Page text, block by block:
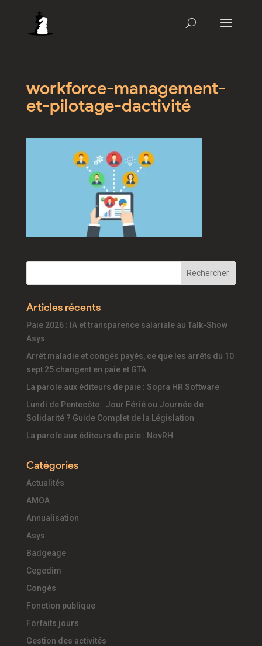
workforce-management-
et-pilotage-dactivité
Articles récents
Paie 2026 : IA et transparence salariale au Talk-Show
Asys
Arrêt maladie et congés payés, ce que les arrêts du 10
sept 25 changent en paie et GTA
La parole aux éditeurs de paie : Sopra HR Software
Lundi de Pentecôte : Jour Férié ou Journée de
Solidarité ? Guide Complet de la Législation
La parole aux éditeurs de paie : NovRH
Catégories
Actualités
AMOA
Annualisation
Asys
Badgeage
Cegedim
Congés
Fonction publique
Forfaits jours
Gestion des activités